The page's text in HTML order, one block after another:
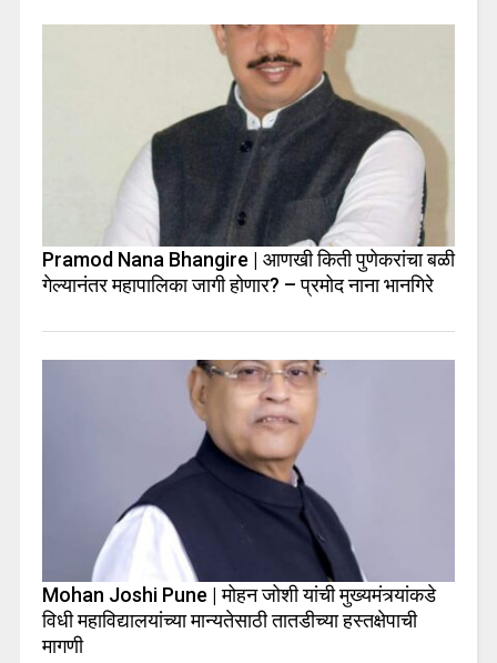
Pramod Nana Bhangire | आणखी किती पुणेकरांचा बळी
गेल्यानंतर महापालिका जागी होणार? – प्रमोद नाना भानगिरे
Mohan Joshi Pune | मोहन जोशी यांची मुख्यमंत्र्यांकडे
विधी महाविद्यालयांच्या मान्यतेसाठी तातडीच्या हस्तक्षेपाची
मागणी